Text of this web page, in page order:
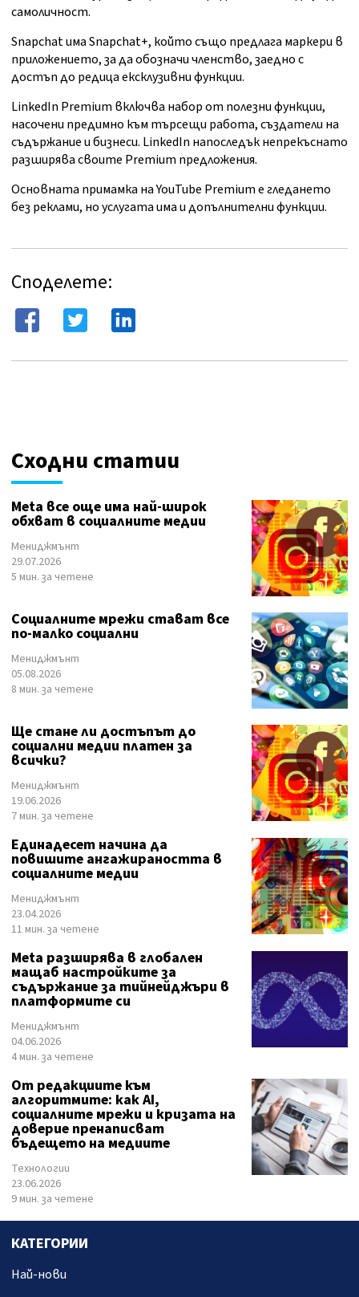
самоличност.
Snapchat има Snapchat+, който също предлага маркери в
приложението, за да обозначи членство, заедно с
достъп до редица ексклузивни функции.
LinkedIn Premium включва набор от полезни функции,
насочени предимно към търсещи работа, създатели на
съдържание и бизнеси. LinkedIn напоследък непрекъснато
разширява своите Premium предложения.
Основната примамка на YouTube Premium е гледането
без реклами, но услугата има и допълнителни функции.
Споделете:
Сходни статии
Meta все още има най-широк
обхват в социалните медии
Мениджмънт
29.07.2026
5 мин. за четене
Социалните мрежи стават все
по-малко социални
Мениджмънт
05.08.2026
8 мин. за четене
Ще стане ли достъпът до
социални медии платен за
всички?
Мениджмънт
19.06.2026
7 мин. за четене
Единадесет начина да
повишите ангажираността в
социалните медии
Мениджмънт
23.04.2026
11 мин. за четене
Meta разширява в глобален
мащаб настройките за
съдържание за тийнейджъри в
платформите си
Мениджмънт
04.06.2026
4 мин. за четене
От редакциите към
алгоритмите: как AI,
социалните мрежи и кризата на
доверие пренаписват
бъдещето на медиите
Технологии
23.06.2026
9 мин. за четене
КАТЕГОРИИ
Най-нови